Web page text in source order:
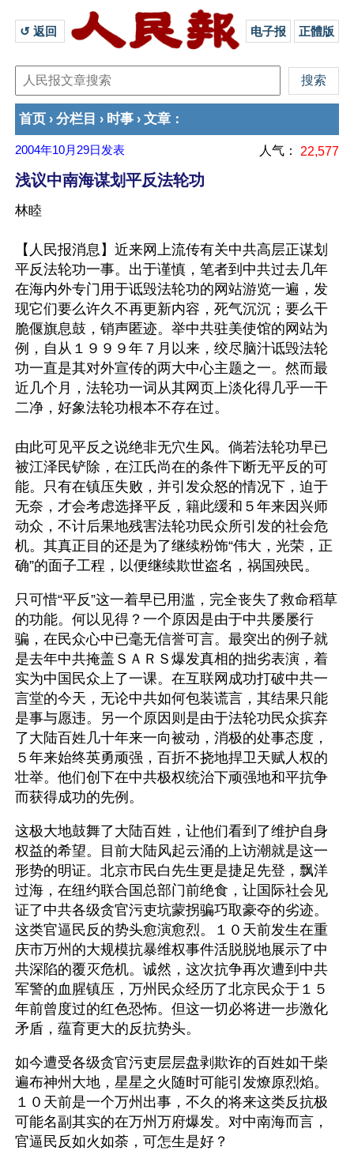
↺ 返回 电子报 正體版
首页 › 分栏目 › 时事 › 文章 ：
2004年10月29日 发表 人气： 22,577
浅议中南海谋划平反法轮功
林睦
【人民报消息】近来网上流传有关中共高层正谋划
平反法轮功一事。出于谨慎，笔者到中共过去几年
在海内外专门用于诋毁法轮功的网站游览一遍，发
现它们要么许久不再更新内容，死气沉沉；要么干
脆偃旗息鼓，销声匿迹。举中共驻美使馆的网站为
例，自从１９９９年７月以来，绞尽脑汁诋毁法轮
功一直是其对外宣传的两大中心主题之一。然而最
近几个月，法轮功一词从其网页上淡化得几乎一干
二净，好象法轮功根本不存在过。
由此可见平反之说绝非无穴生风。倘若法轮功早已
被江泽民铲除，在江氏尚在的条件下断无平反的可
能。只有在镇压失败，并引发众怒的情况下，迫于
无奈，才会考虑选择平反，籍此缓和５年来因兴师
动众，不计后果地残害法轮功民众所引发的社会危
机。其真正目的还是为了继续粉饰“伟大，光荣，正
确”的面子工程，以便继续欺世盗名，祸国殃民。
只可惜“平反”这一着早已用滥，完全丧失了救命稻草
的功能。何以见得？一个原因是由于中共屡屡行
骗，在民众心中已毫无信誉可言。最突出的例子就
是去年中共掩盖ＳＡＲＳ爆发真相的拙劣表演，着
实为中国民众上了一课。在互联网成功打破中共一
言堂的今天，无论中共如何包装谎言，其结果只能
是事与愿违。另一个原因则是由于法轮功民众摈弃
了大陆百姓几十年来一向被动，消极的处事态度，
５年来始终英勇顽强，百折不挠地捍卫天赋人权的
壮举。他们创下在中共极权统治下顽强地和平抗争
而获得成功的先例。
这极大地鼓舞了大陆百姓，让他们看到了维护自身
权益的希望。目前大陆风起云涌的上访潮就是这一
形势的明证。北京市民白先生更是捷足先登，飘洋
过海，在纽约联合国总部门前绝食，让国际社会见
证了中共各级贪官污吏坑蒙拐骗巧取豪夺的劣迹。
这类官逼民反的势头愈演愈烈。１０天前发生在重
庆市万州的大规模抗暴维权事件活脱脱地展示了中
共深陷的覆灭危机。诚然，这次抗争再次遭到中共
军警的血腥镇压，万州民众经历了北京民众于１５
年前曾度过的红色恐怖。但这一切必将进一步激化
矛盾，蕴育更大的反抗势头。
如今遭受各级贪官污吏层层盘剥欺诈的百姓如干柴
遍布神州大地，星星之火随时可能引发燎原烈焰。
１０天前是一个万州出事，不久的将来这类反抗极
可能名副其实的在万州万府爆发。对中南海而言，
官逼民反如火如荼，可怎生是好？